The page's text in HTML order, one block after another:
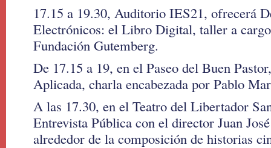
17.15 a 19.30, Auditorio IES21, ofrecerá
Electrónicos: el Libro Digital, taller a
Fundación Gutemberg.
De 17.15 a 19, en el Paseo del Buen
Aplicada, charla encabezada por Pablo
A las 17.30, en el Teatro del Libertador
Entrevista Pública con el director Juan
alrededor de la composición de historias